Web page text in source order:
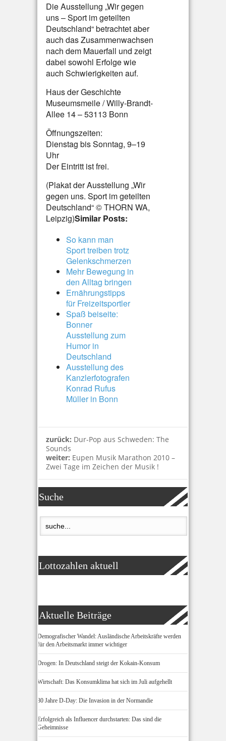
Die Ausstellung „Wir gegen
uns – Sport im geteilten
Deutschland“ betrachtet aber
auch das Zusammenwachsen
nach dem Mauerfall und zeigt
dabei sowohl Erfolge wie
auch Schwierigkeiten auf.
Haus der Geschichte
Museumsmeile / Willy-Brandt-
Allee 14 – 53113 Bonn
Öffnungszeiten:
Dienstag bis Sonntag, 9–19
Uhr
Der Eintritt ist frei.
(Plakat der Ausstellung „Wir
gegen uns. Sport im geteilten
Deutschland“ © THORN WA,
Leipzig)Similar Posts:
So kann man
Sport treiben trotz
Gelenkschmerzen
Mehr Bewegung in
den Alltag bringen
Ernährungstipps
für Freizeitsportler
Spaß beiseite:
Bonner
Ausstellung zum
Humor in
Deutschland
Ausstellung des
Kanzlerfotografen
Konrad Rufus
Müller in Bonn
zurück: Dur-Pop aus Schweden: The
Sounds
weiter: Eupen Musik Marathon 2010 –
Zwei Tage im Zeichen der Musik !
Suche
Lottozahlen aktuell
Aktuelle Beiträge
Demografischer Wandel: Ausländische Arbeitskräfte werden
für den Arbeitsmarkt immer wichtiger
Drogen: In Deutschland steigt der Kokain-Konsum
Wirtschaft: Das Konsumklima hat sich im Juli aufgehellt
80 Jahre D-Day: Die Invasion in der Normandie
Erfolgreich als Influencer durchstarten: Das sind die
Geheimnisse